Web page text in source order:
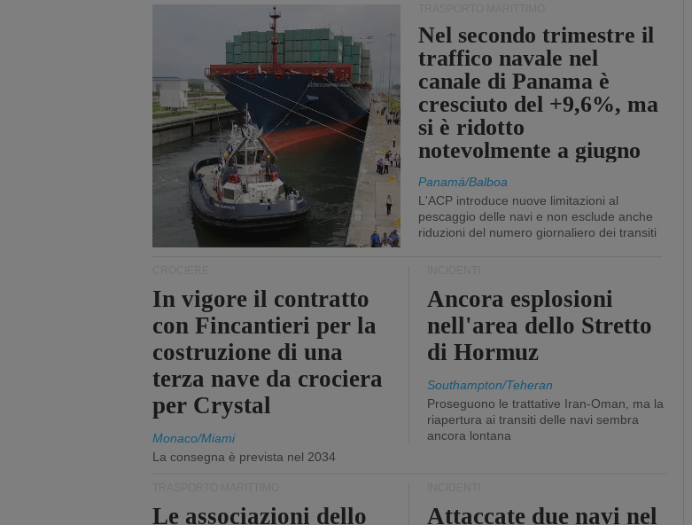
Nel secondo trimestre il
traffico navale nel
canale di Panama è
cresciuto del +9,6%, ma
si è ridotto
notevolmente a giugno
Panamá/Balboa
L'ACP introduce nuove limitazioni al
pescaggio delle navi e non esclude anche
riduzioni del numero giornaliero dei transiti
In vigore il contratto
con Fincantieri per la
costruzione di una
terza nave da crociera
per Crystal
Monaco/Miami
La consegna è prevista nel 2034
Ancora esplosioni
nell'area dello Stretto
di Hormuz
Southampton/Teheran
Proseguono le trattative Iran-Oman, ma la
riapertura ai transiti delle navi sembra
ancora lontana
Le associazioni dello
Attaccate due navi nel